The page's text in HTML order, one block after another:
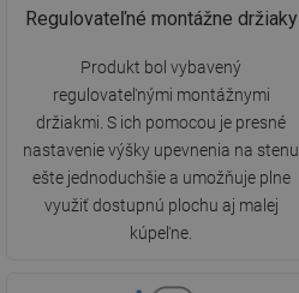
Regulovateľné montážne držiaky
Produkt bol vybavený
regulovateľnými montážnymi
držiakmi. S ich pomocou je presné
nastavenie výšky upevnenia na stenu
ešte jednoduchšie a umožňuje plne
využiť dostupnú plochu aj malej
kúpeľne.